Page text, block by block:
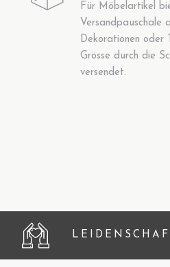
Für Möbelartikel
Versandpauschale
Dekorationen oder
Grösse durch die
versendet.